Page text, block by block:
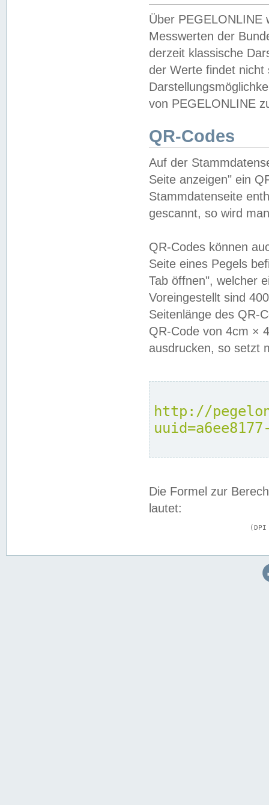
Über PEGELONLINE
Messwerten der
derzeit klassische
der Werte findet
von PEGELONLINE
QR-Codes
Auf der
Seite anzeigen" ein
Stammdatenseite
gescannt, so wird
QR-Codes können
Seite eines Pegels
Tab öffnen", welcher
Voreingestellt sind
Seitenlänge des QR-
QR-Code von 4cm ×
ausdrucken, so setzt
http://
Die Formel zur
lautet: